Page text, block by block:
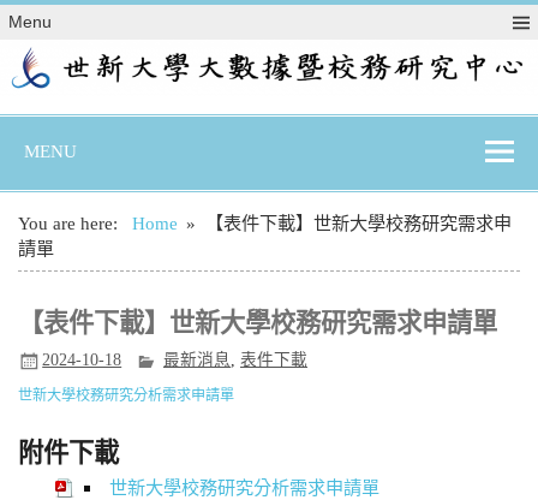
Skip
to
content
Menu
MENU
You are here: Home
【表件下載】世新大學校務研究需求申
請單
【表件下載】世新大學校務研究需求申請單
2024-10-18 最新消息,表件下載
世新大學校務研究分析需求申請單
附件下載
世新大學校務研究分析需求申請單